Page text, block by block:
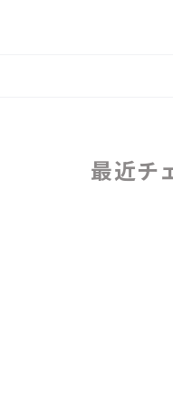
最近チ